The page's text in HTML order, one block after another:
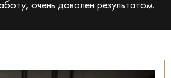
очень доволен результатом.